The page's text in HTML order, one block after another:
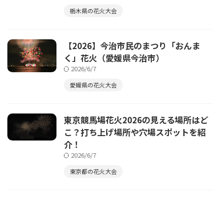
栃木県の花火大会
【2026】今治市民のまつり「おんま
く」花火（愛媛県今治市）
2026/6/7
愛媛県の花火大会
東京競馬場花火2026の見える場所はど
こ？打ち上げ場所や穴場スポットを紹
介！
2026/6/7
東京都の花火大会